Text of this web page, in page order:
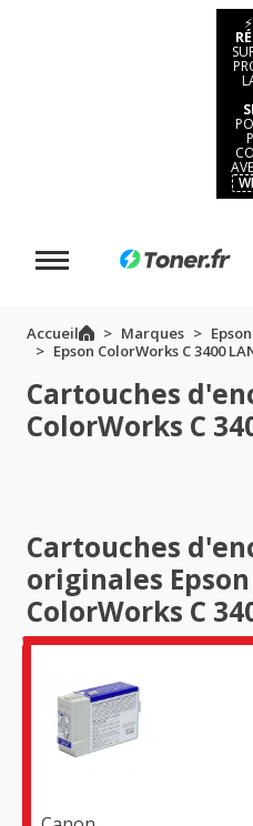
⚡
Accueil Marques Epson
Epson ColorWorks C 3400
Cartouches
ColorWorks C
Cartouches
originales Epson
ColorWorks C